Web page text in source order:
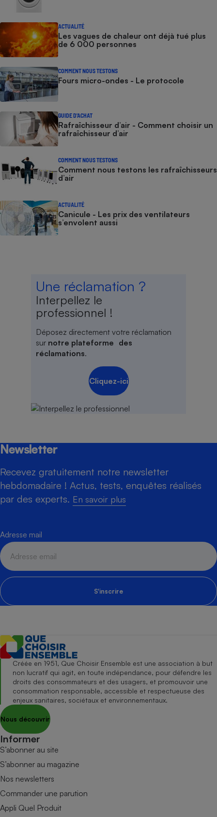
ACTUALITÉ
Les vagues de chaleur ont déjà tué plus
de 6 000 personnes
COMMENT NOUS TESTONS
Fours micro-ondes - Le protocole
GUIDE D'ACHAT
Rafraîchisseur d’air - Comment choisir un
rafraîchisseur d’air
COMMENT NOUS TESTONS
Comment nous testons les rafraîchisseurs
d’air
ACTUALITÉ
Canicule - Les prix des ventilateurs
s’envolent aussi
Une réclamation ?
Interpellez le
professionnel !
Déposez directement votre réclamation
sur notre plateforme des
réclamations.
Cliquez-ici
Newsletter
Recevez gratuitement notre newsletter
hebdomadaire ! Actus, tests, enquêtes réalisés
par des experts. En savoir plus
Adresse mail
S'inscrire
Créée en 1951, Que Choisir Ensemble est une association à but
non lucratif qui agit, en toute indépendance, pour défendre les
droits des consommateurs et des usagers, et promouvoir une
consommation responsable, accessible et respectueuse des
enjeux sanitaires, sociétaux et environnementaux.
Nous découvrir
Informer
S’abonner au site
S’abonner au magazine
Nos newsletters
Commander une parution
Appli Quel Produit